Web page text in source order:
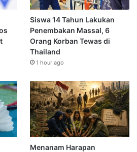
Siswa 14 Tahun Lakukan
Penembakan Massal, 6
Orang Korban Tewas di
Thailand
1 hour ago
Menanam Harapan